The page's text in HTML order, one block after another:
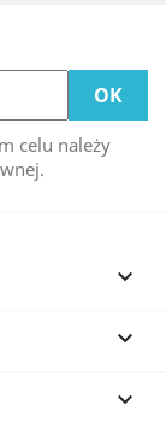
celu należy


